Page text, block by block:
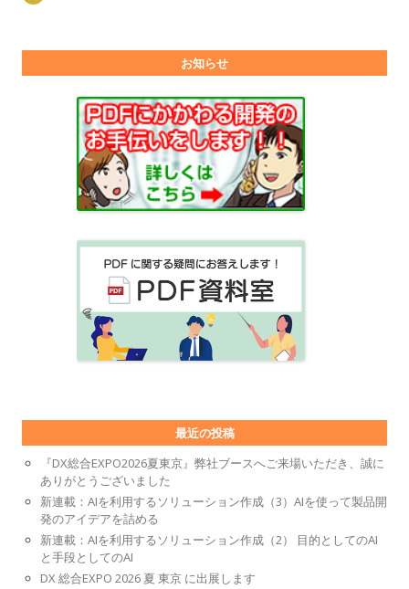
お知らせ
最近の投稿
『DX総合EXPO2026夏東京』弊社ブースへご来場いただき、誠に
ありがとうございました
新連載：AIを利用するソリューション作成（3）AIを使って製品開
発のアイデアを詰める
新連載：AIを利用するソリューション作成（2） 目的としてのAI
と手段としてのAI
DX 総合EXPO 2026 夏 東京 に出展します